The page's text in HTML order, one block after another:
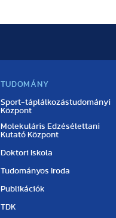
TUDOMÁNY
Sport-táplálkozástudományi
Központ
Molekuláris Edzésélettani
Kutató Központ
Doktori Iskola
Tudományos Iroda
Publikációk
TDK